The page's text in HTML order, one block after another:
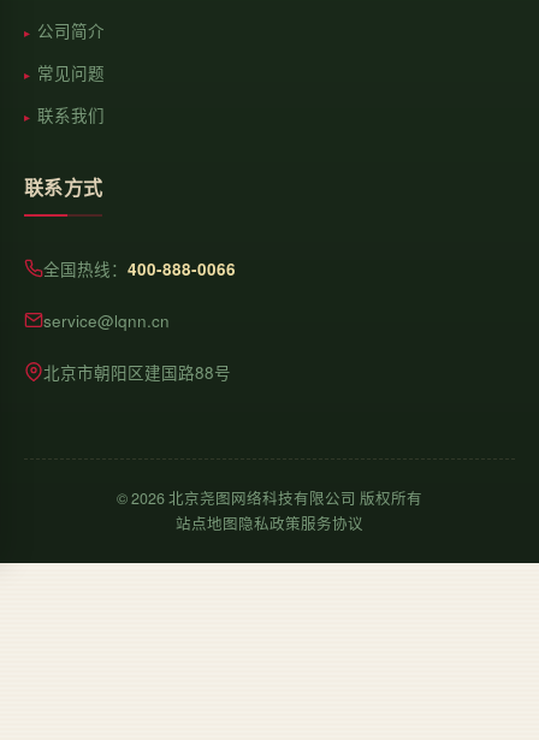
公司简介
常见问题
联系我们
联系方式
全国热线： 400-888-0066
service@lqnn.cn
北京市朝阳区建国路88号
©2026北京尧图网络科技有限公司 版权所有
站点地图隐私政策服务协议